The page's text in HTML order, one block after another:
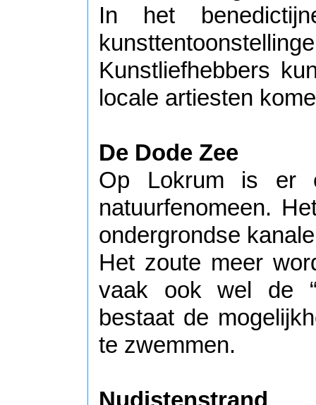
In het
Kunstliefhebbers
locale artiesten
De Dode Zee
Op Lokrum is er
natuurfenomeen.
ondergrondse
Het zoute meer
vaak ook wel de
bestaat de
te zwemmen.
Nudistenstrand